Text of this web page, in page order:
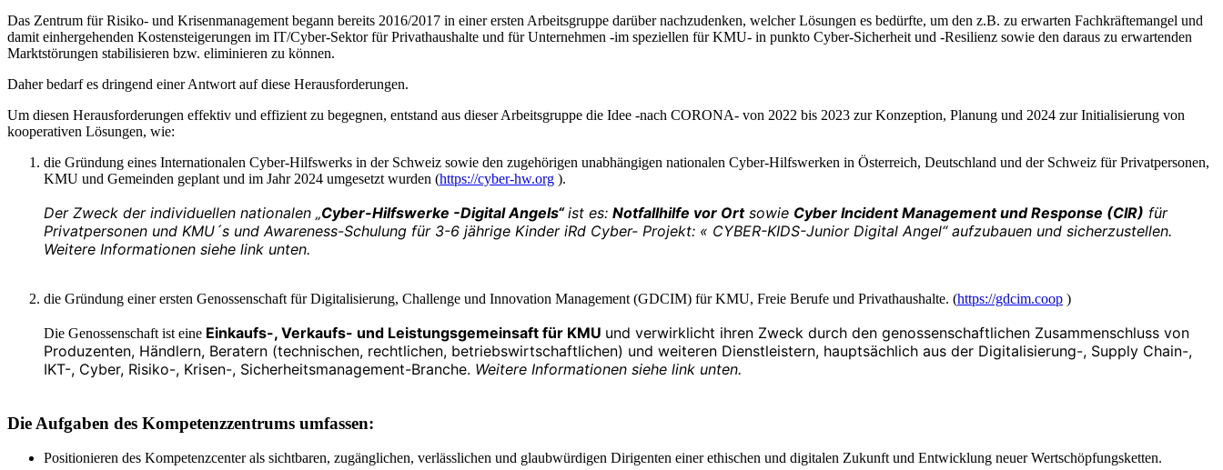
Das Zentrum für Risiko- und Krisenmanagement begann bereits 2016/2017 in einer ersten Arbeitsgruppe darüber nachzudenken, welcher Lösungen es bedürfte, um den z.B. zu erwarten Fachkräftemangel und
damit einhergehenden Kostensteigerungen im IT/Cyber-Sektor für Privathaushalte und für Unternehmen -im speziellen für KMU- in punkto Cyber-Sicherheit und -Resilienz sowie den daraus zu erwartenden
Marktstörungen stabilisieren bzw. eliminieren zu können.
Daher bedarf es dringend einer Antwort auf diese Herausforderungen.
Um diesen Herausforderungen effektiv und effizient zu begegnen, entstand aus dieser Arbeitsgruppe die Idee -nach CORONA- von 2022 bis 2023 zur Konzeption, Planung und 2024 zur Initialisierung von
kooperativen Lösungen, wie:
die Gründung eines Internationalen Cyber-Hilfswerks in der Schweiz sowie den zugehörigen unabhängigen nationalen Cyber-Hilfswerken in Österreich, Deutschland und der Schweiz für Privatpersonen,
KMU und Gemeinden geplant und im Jahr 2024 umgesetzt wurden (https://cyber-hw.org ).
Der Zweck der individuellen nationalen „Cyber-Hilfswerke -Digital Angels“ist es: Notfallhilfe vor Ortsowie Cyber Incident Management und Response (CIR) für
Privatpersonen und KMU´s und Awareness-Schulung für 3-6 jährige Kinder iRd Cyber- Projekt: « CYBER-KIDS-Junior Digital Angel“ aufzubauen und sicherzustellen.
Weitere Informationen siehe link unten.
die Gründung einer ersten Genossenschaft für Digitalisierung, Challenge und Innovation Management (GDCIM) für KMU, Freie Berufe und Privathaushalte. (https://gdcim.coop )
Die Genossenschaft ist eine Einkaufs-, Verkaufs- und Leistungsgemeinsaft für KMU und verwirklicht ihren Zweck durch den genossenschaftlichen Zusammenschluss von
Produzenten, Händlern, Beratern (technischen, rechtlichen, betriebswirtschaftlichen) und weiteren Dienstleistern, hauptsächlich aus der Digitalisierung-, Supply Chain-,
IKT-, Cyber, Risiko-, Krisen-, Sicherheitsmanagement-Branche. Weitere Informationen siehe link unten.
Die Aufgaben des Kompetenzzentrums umfassen:
Positionieren des Kompetenzcenter als sichtbaren, zugänglichen, verlässlichen und glaubwürdigen Dirigenten einer ethischen und digitalen Zukunft und Entwicklung neuer Wertschöpfungsketten.